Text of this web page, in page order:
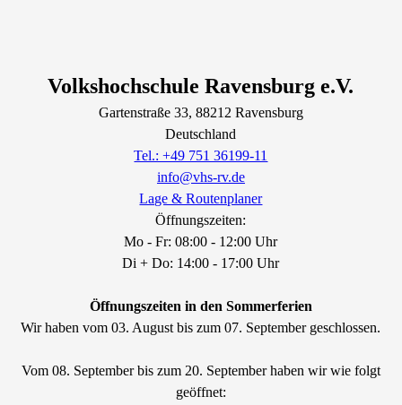
Volkshochschule Ravensburg e.V.
Gartenstraße33, 88212 Ravensburg
Deutschland
Tel.: +49 751 36199-11
info@vhs-rv.de
Lage & Routenplaner
Öffnungszeiten:
Mo - Fr: 08:00 - 12:00 Uhr
Di + Do: 14:00 - 17:00 Uhr
Öffnungszeiten in den Sommerferien
Wir haben vom 03. August bis zum 07. September geschlossen.
Vom 08. September bis zum 20. September haben wir wie folgt
geöffnet: